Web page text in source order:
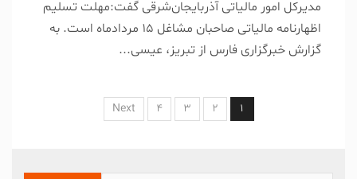
مدیرکل امور مالیاتی آذربایجان‌شرقی گفت:مهلت تسلیم
اظهارنامه مالیاتی صاحبان مشاغل 15 مردادماه است. به
گزارش خبرگزاری فارس از تبریز، عیسی...
1
2
3
4
Next